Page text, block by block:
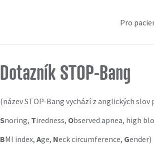
Pro
Dotazník STOP-Bang
(název STOP-Bang vychází z anglických
Snoring, Tiredness, Observed apnea, high
BMI index,Age, Neck circumference, Gender)